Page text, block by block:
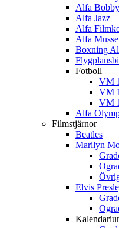
Alfa
Alfa Jazz
Alfa
Alfa
Boxning
Fotboll
VM
VM
VM
Alfa
Filmstjärnor
Beatles
Marilyn
Elvis